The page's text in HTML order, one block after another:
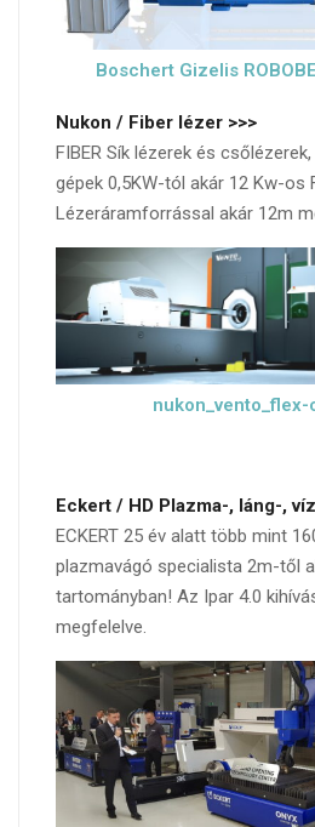
Boschert Gizelis
Nukon / Fiber lézer >>>
FIBER Sík lézerek és
gépek 0,5KW-tól akár 12 Kw-os
Lézeráramforrással akár 12m
nukon_vento_flex-
Eckert / HD Plazma-, láng-,
ECKERT 25 év alatt több mint
plazmavágó specialista 2m-től
tartományban! Az Ipar 4.0
megfelelve.